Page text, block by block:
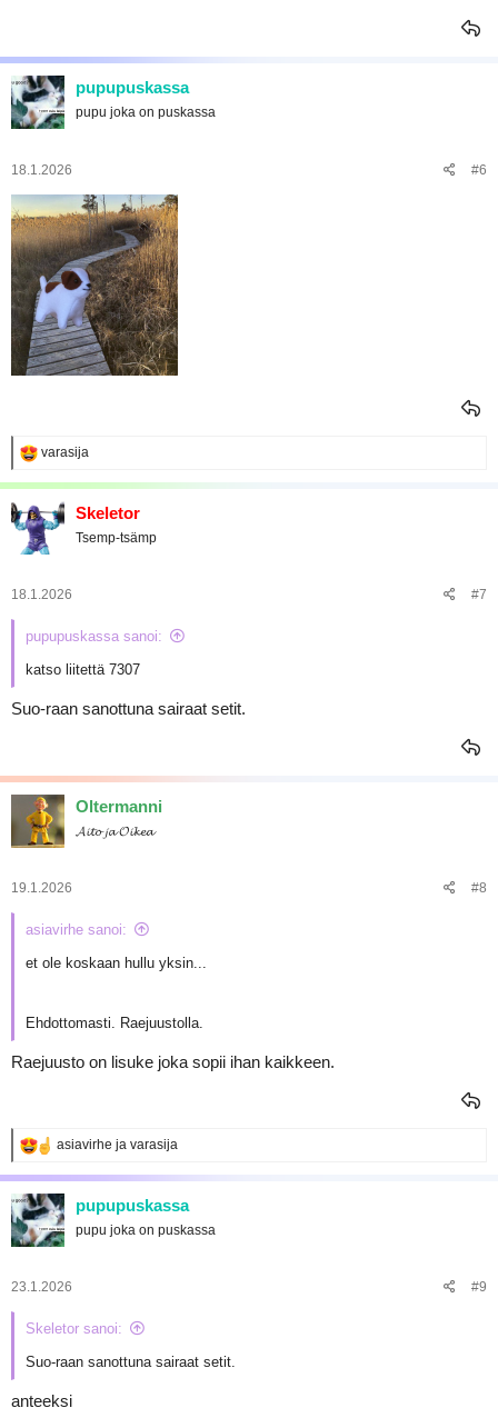
pupupuskassa
pupu joka on puskassa
18.1.2026 #6
R
a
t
i
o
:
varasija
Skeletor
Tsemp-tsämp
18.1.2026 #7
pupupuskassa sanoi:
katso liitettä 7307
Suo-raan sanottuna sairaat setit.
Oltermanni
𝓐𝓲𝓽𝓸 𝓳𝓪 𝓞𝓲𝓴𝓮𝓪
19.1.2026 #8
asiavirhe sanoi:
et ole koskaan hullu yksin...
Ehdottomasti. Raejuustolla.
Raejuusto on lisuke joka sopii ihan kaikkeen.
R
a
k
t
i
o
:
asiavirhe ja varasija
pupupuskassa
pupu joka on puskassa
23.1.2026 #9
Skeletor sanoi:
Suo-raan sanottuna sairaat setit.
anteeksi